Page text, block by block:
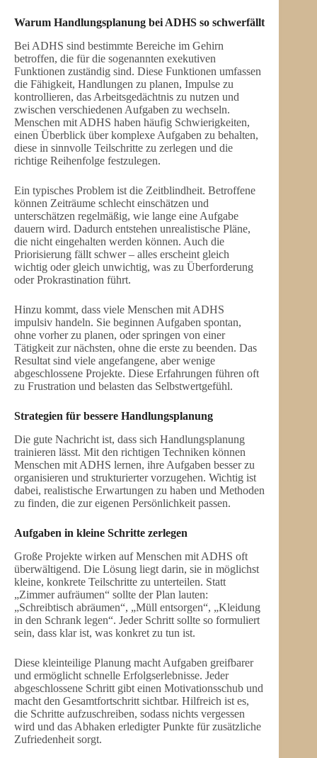
Warum Handlungsplanung bei ADHS so schwerfällt
Bei ADHS sind bestimmte Bereiche im Gehirn
betroffen, die für die sogenannten exekutiven
Funktionen zuständig sind. Diese Funktionen umfassen
die Fähigkeit, Handlungen zu planen, Impulse zu
kontrollieren, das Arbeitsgedächtnis zu nutzen und
zwischen verschiedenen Aufgaben zu wechseln.
Menschen mit ADHS haben häufig Schwierigkeiten,
einen Überblick über komplexe Aufgaben zu behalten,
diese in sinnvolle Teilschritte zu zerlegen und die
richtige Reihenfolge festzulegen.
Ein typisches Problem ist die Zeitblindheit. Betroffene
können Zeiträume schlecht einschätzen und
unterschätzen regelmäßig, wie lange eine Aufgabe
dauern wird. Dadurch entstehen unrealistische Pläne,
die nicht eingehalten werden können. Auch die
Priorisierung fällt schwer – alles erscheint gleich
wichtig oder gleich unwichtig, was zu Überforderung
oder Prokrastination führt.
Hinzu kommt, dass viele Menschen mit ADHS
impulsiv handeln. Sie beginnen Aufgaben spontan,
ohne vorher zu planen, oder springen von einer
Tätigkeit zur nächsten, ohne die erste zu beenden. Das
Resultat sind viele angefangene, aber wenige
abgeschlossene Projekte. Diese Erfahrungen führen oft
zu Frustration und belasten das Selbstwertgefühl.
Strategien für bessere Handlungsplanung
Die gute Nachricht ist, dass sich Handlungsplanung
trainieren lässt. Mit den richtigen Techniken können
Menschen mit ADHS lernen, ihre Aufgaben besser zu
organisieren und strukturierter vorzugehen. Wichtig ist
dabei, realistische Erwartungen zu haben und Methoden
zu finden, die zur eigenen Persönlichkeit passen.
Aufgaben in kleine Schritte zerlegen
Große Projekte wirken auf Menschen mit ADHS oft
überwältigend. Die Lösung liegt darin, sie in möglichst
kleine, konkrete Teilschritte zu unterteilen. Statt
„Zimmer aufräumen“ sollte der Plan lauten:
„Schreibtisch abräumen“, „Müll entsorgen“, „Kleidung
in den Schrank legen“. Jeder Schritt sollte so formuliert
sein, dass klar ist, was konkret zu tun ist.
Diese kleinteilige Planung macht Aufgaben greifbarer
und ermöglicht schnelle Erfolgserlebnisse. Jeder
abgeschlossene Schritt gibt einen Motivationsschub und
macht den Gesamtfortschritt sichtbar. Hilfreich ist es,
die Schritte aufzuschreiben, sodass nichts vergessen
wird und das Abhaken erledigter Punkte für zusätzliche
Zufriedenheit sorgt.